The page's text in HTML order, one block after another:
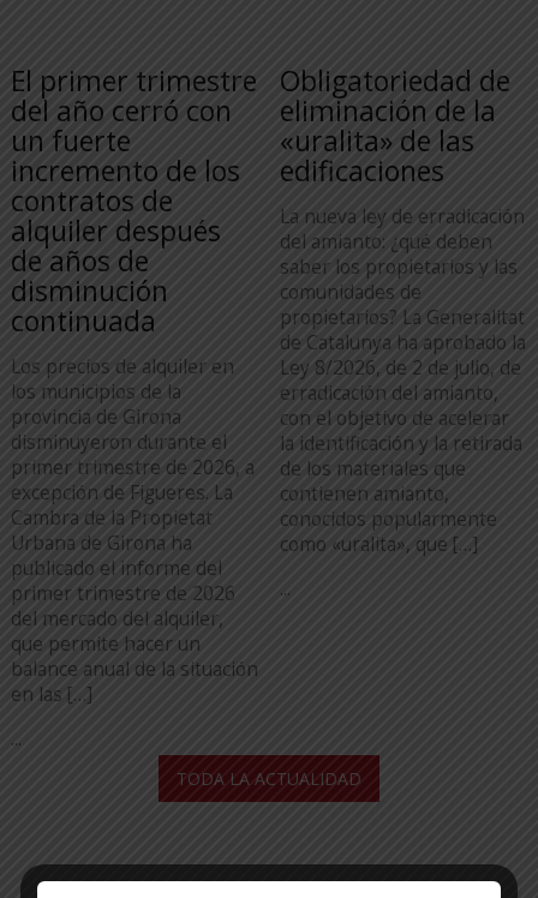
El primer trimestre
del año cerró con
un fuerte
incremento de los
contratos de
alquiler después
de años de
disminución
continuada
Los precios de alquiler en
los municipios de la
provincia de Girona
disminuyeron durante el
primer trimestre de 2026, a
excepción de Figueres. La
Cambra de la Propietat
Urbana de Girona ha
publicado el informe del
primer trimestre de 2026
del mercado del alquiler,
que permite hacer un
balance anual de la situación
en las […]
...
Obligatoriedad de
eliminación de la
«uralita» de las
edificaciones
La nueva ley de erradicación
del amianto: ¿qué deben
saber los propietarios y las
comunidades de
propietarios? La Generalitat
de Catalunya ha aprobado la
Ley 8/2026, de 2 de julio, de
erradicación del amianto,
con el objetivo de acelerar
la identificación y la retirada
de los materiales que
contienen amianto,
conocidos popularmente
como «uralita», que […]
...
TODA LA ACTUALIDAD